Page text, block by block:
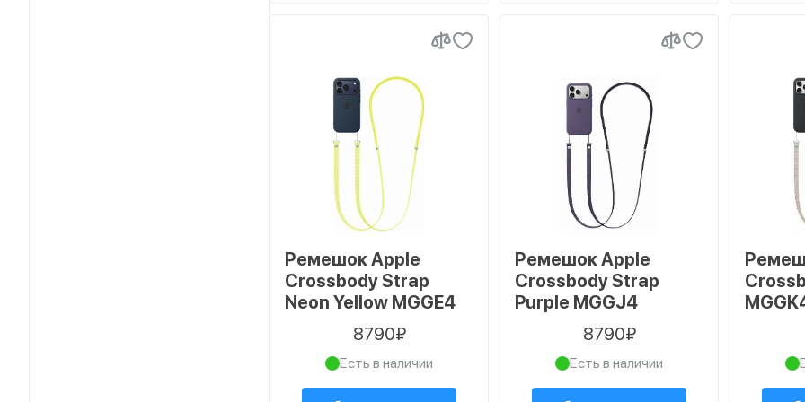
Ремешок Apple
Crossbody Strap
Neon Yellow MGGE4
8790₽
Есть в наличии
Ремешок Apple
Crossbody Strap
Purple MGGJ4
8790₽
Есть в наличии